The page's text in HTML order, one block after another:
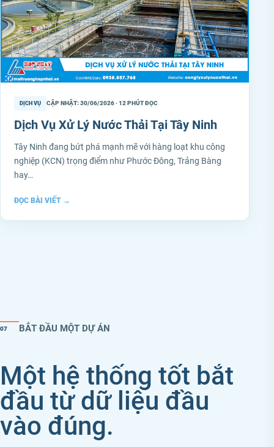
DỊCH VỤ CẬP NHẬT: 30/06/2026 · 12 PHÚT ĐỌC
Dịch Vụ Xử Lý Nước Thải Tại Tây Ninh
Tây Ninh đang bứt phá mạnh mẽ với hàng loạt khu công
nghiệp (KCN) trọng điểm như Phước Đông, Trảng Bàng
hay…
ĐỌC BÀI VIẾT →
07 BẮT ĐẦU MỘT DỰ ÁN
Một hệ thống tốt bắt
đầu từ dữ liệu đầu
vào đúng.